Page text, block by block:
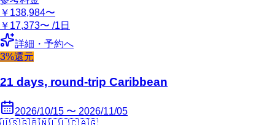
￥138,984〜
￥17,373〜 /1日
詳細・予約へ
3%還元
21 days, round-trip Caribbean
2026/10/15 〜 2026/11/05